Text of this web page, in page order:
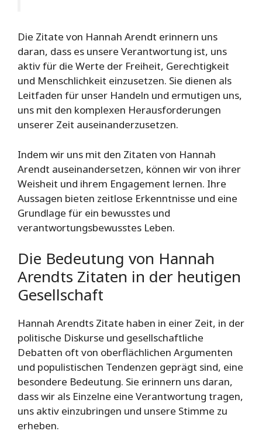
Die Zitate von Hannah Arendt erinnern uns
daran, dass es unsere Verantwortung ist, uns
aktiv für die Werte der Freiheit, Gerechtigkeit
und Menschlichkeit einzusetzen. Sie dienen als
Leitfaden für unser Handeln und ermutigen uns,
uns mit den komplexen Herausforderungen
unserer Zeit auseinanderzusetzen.
Indem wir uns mit den Zitaten von Hannah
Arendt auseinandersetzen, können wir von ihrer
Weisheit und ihrem Engagement lernen. Ihre
Aussagen bieten zeitlose Erkenntnisse und eine
Grundlage für ein bewusstes und
verantwortungsbewusstes Leben.
Die Bedeutung von Hannah
Arendts Zitaten in der heutigen
Gesellschaft
Hannah Arendts Zitate haben in einer Zeit, in der
politische Diskurse und gesellschaftliche
Debatten oft von oberflächlichen Argumenten
und populistischen Tendenzen geprägt sind, eine
besondere Bedeutung. Sie erinnern uns daran,
dass wir als Einzelne eine Verantwortung tragen,
uns aktiv einzubringen und unsere Stimme zu
erheben.